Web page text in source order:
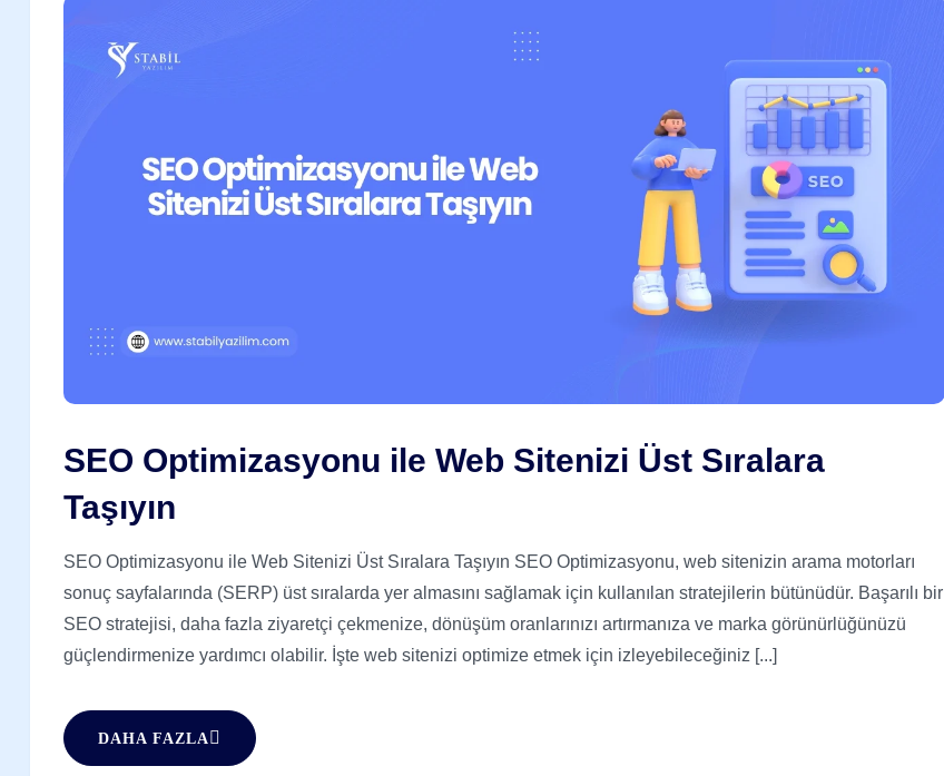
SEO Optimizasyonu ile Web Sitenizi Üst Sıralara
Taşıyın
SEO Optimizasyonu ile Web Sitenizi Üst Sıralara Taşıyın SEO Optimizasyonu, web sitenizin arama motorları
sonuç sayfalarında (SERP) üst sıralarda yer almasını sağlamak için kullanılan stratejilerin bütünüdür. Başarılı bir
SEO stratejisi, daha fazla ziyaretçi çekmenize, dönüşüm oranlarınızı artırmanıza ve marka görünürlüğünüzü
güçlendirmenize yardımcı olabilir. İşte web sitenizi optimize etmek için izleyebileceğiniz [...]
DAHA FAZLA